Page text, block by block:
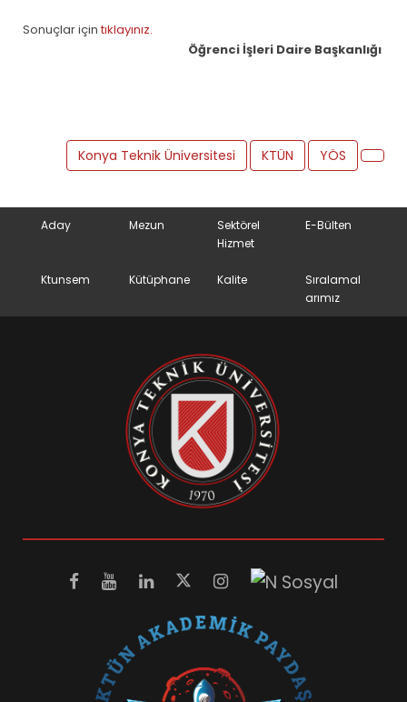
Sonuçlar içintıklayınız.
Öğrenci İşleri Daire Başkanlığı
Konya Teknik Üniversitesi KTÜN YÖS
Aday Mezun
Sektörel
Hizmet
E-Bülten
Ktunsem Kütüphane Kalite
Sıralamal
arımız